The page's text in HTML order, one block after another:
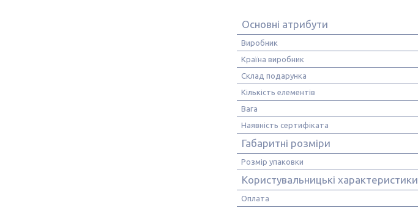
Основні атрибути
Виробник
Країна виробник
Склад подарунка
Кількість елементів
Вага
Наявність сертифіката
Габаритні розміри
Розмір упаковки
Користувальницькі характеристики
Оплата